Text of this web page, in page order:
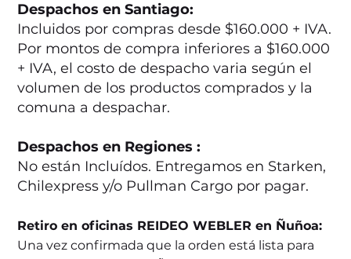
Despachos en Santiago:
Incluidos por compras desde $160.000 + IVA.
Por montos de compra inferiores a $160.000
+ IVA, el costo de despacho varia según el
volumen de los productos comprados y la
comuna a despachar.
Despachos en Regiones :
No están Incluídos. Entregamos en Starken,
Chilexpress y/o Pullman Cargo por pagar.
Retiro en oficinas REIDEO WEBLER en Ñuñoa:
Una vez confirmada que la orden está lista para